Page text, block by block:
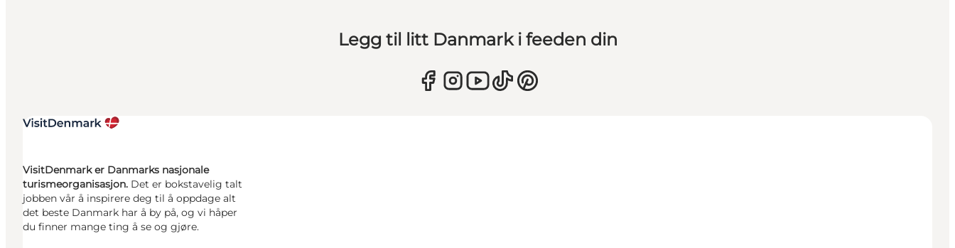
Legg til litt Danmark i feeden din
VisitDenmark er Danmarks nasjonale
turismeorganisasjon. Det er bokstavelig talt
jobben vår å inspirere deg til å oppdage alt
det beste Danmark har å by på, og vi håper
du finner mange ting å se og gjøre.